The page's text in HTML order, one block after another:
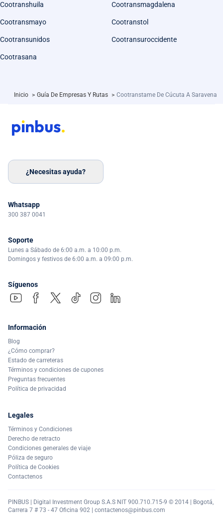
Cootranshuila Cootransmagdalena
Cootransmayo Cootranstol
Cootransunidos Cootransuroccidente
Cootrasana
Inicio > Guía De Empresas Y Rutas > Cootranstame De Cúcuta A Saravena
¿Necesitas ayuda?
Whatsapp
300 387 0041
Soporte
Lunes a Sábado de 6:00 a.m. a 10:00 p.m.
Domingos y festivos de 6:00 a.m. a 09:00 p.m.
Síguenos
Información
Blog
¿Cómo comprar?
Estado de carreteras
Términos y condiciones de cupones
Preguntas frecuentes
Política de privacidad
Legales
Términos y Condiciones
Derecho de retracto
Condiciones generales de viaje
Póliza de seguro
Política de Cookies
Contactenos
PINBUS | Digital Investment Group S.A.S NIT 900.710.715-9 © 2014 | Bogotá,
Carrera 7 # 73 - 47 Oficina 902 | contactenos@pinbus.com